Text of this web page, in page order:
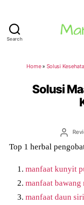
Search
Home» Solusi
Solusi
Post
Top 1 herbal
manfaat kunyit
manfaat bawang
manfaat daun